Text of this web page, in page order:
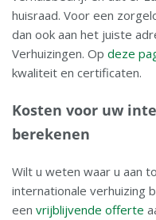
huisraad. Voor een
dan ook aan het juiste
Verhuizingen. Op deze
kwaliteit en certificaten.
Kosten voor uw
berekenen
Wilt u weten waar u aan
internationale verhuizing
een vrijblijvende offerte